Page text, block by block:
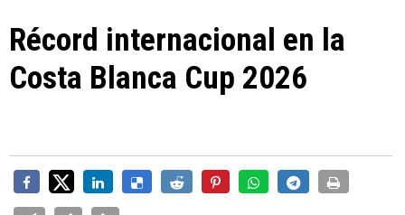
Récord internacional en la
Costa Blanca Cup 2026